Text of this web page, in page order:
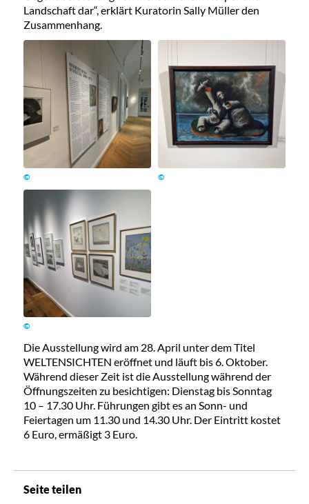
Landschaft dar“, erklärt Kuratorin Sally Müller den
Zusammenhang.
© ©
©
Die Ausstellung wird am 28. April unter dem Titel
WELTENSICHTEN eröffnet und läuft bis 6. Oktober.
Während dieser Zeit ist die Ausstellung während der
Öffnungszeiten zu besichtigen: Dienstag bis Sonntag
10 – 17.30 Uhr. Führungen gibt es an Sonn- und
Feiertagen um 11.30 und 14.30 Uhr. Der Eintritt kostet
6 Euro, ermäßigt 3 Euro.
Seite teilen